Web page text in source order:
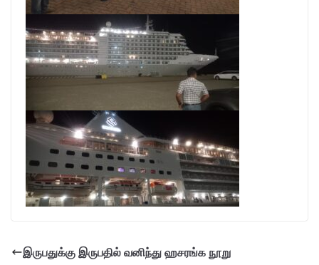
இருபதுக்கு இருபதில் வனிந்து ஹசரங்க நூறு